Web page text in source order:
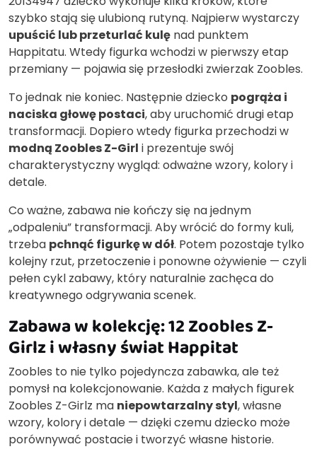
szybko stają się ulubioną rutyną. Najpierw wystarczy
upuścić lub przeturlać kulę nad punktem
Happitatu. Wtedy figurka wchodzi w pierwszy etap
przemiany — pojawia się przesłodki zwierzak Zoobles.
To jednak nie koniec. Następnie dziecko pogrąża i
naciska głowę postaci, aby uruchomić drugi etap
transformacji. Dopiero wtedy figurka przechodzi w
modną Zoobles Z-Girl i prezentuje swój
charakterystyczny wygląd: odważne wzory, kolory i
detale.
Co ważne, zabawa nie kończy się na jednym
„odpaleniu” transformacji. Aby wrócić do formy kuli,
trzeba pchnąć figurkę w dół. Potem pozostaje tylko
kolejny rzut, przetoczenie i ponowne ożywienie — czyli
pełen cykl zabawy, który naturalnie zachęca do
kreatywnego odgrywania scenek.
Zabawa w kolekcję: 12 Zoobles Z-
Girlz i własny świat Happitat
Zoobles to nie tylko pojedyncza zabawka, ale też
pomysł na kolekcjonowanie. Każda z małych figurek
Zoobles Z-Girlz ma niepowtarzalny styl, własne
wzory, kolory i detale — dzięki czemu dziecko może
porównywać postacie i tworzyć własne historie.